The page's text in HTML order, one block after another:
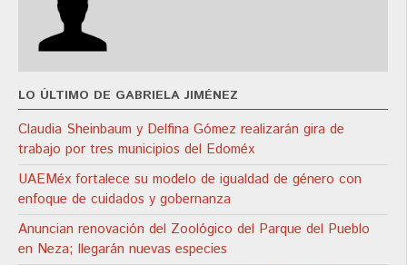
LO ÚLTIMO DE GABRIELA JIMÉNEZ
Claudia Sheinbaum y Delfina Gómez realizarán gira de
trabajo por tres municipios del Edoméx
UAEMéx fortalece su modelo de igualdad de género con
enfoque de cuidados y gobernanza
Anuncian renovación del Zoológico del Parque del Pueblo
en Neza; llegarán nuevas especies